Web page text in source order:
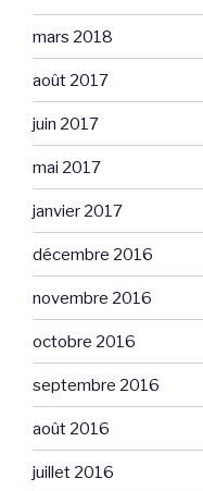
mars 2018
août 2017
juin 2017
mai 2017
janvier 2017
décembre 2016
novembre 2016
octobre 2016
septembre 2016
août 2016
juillet 2016